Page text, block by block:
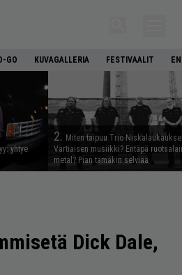
GO KUVAGALLERIA FESTIVAALIT
yhtye
2. Miten taipuu Trio
Vartiaisen musiikki? Entäpä
metal? Pian tämäkin selviää
Dick Dale,